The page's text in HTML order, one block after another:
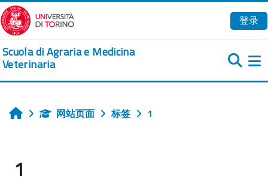
跳到主要内容
登录
Scuola di Agraria e Medicina
Veterinaria
首页 网站页面 标签 1
1